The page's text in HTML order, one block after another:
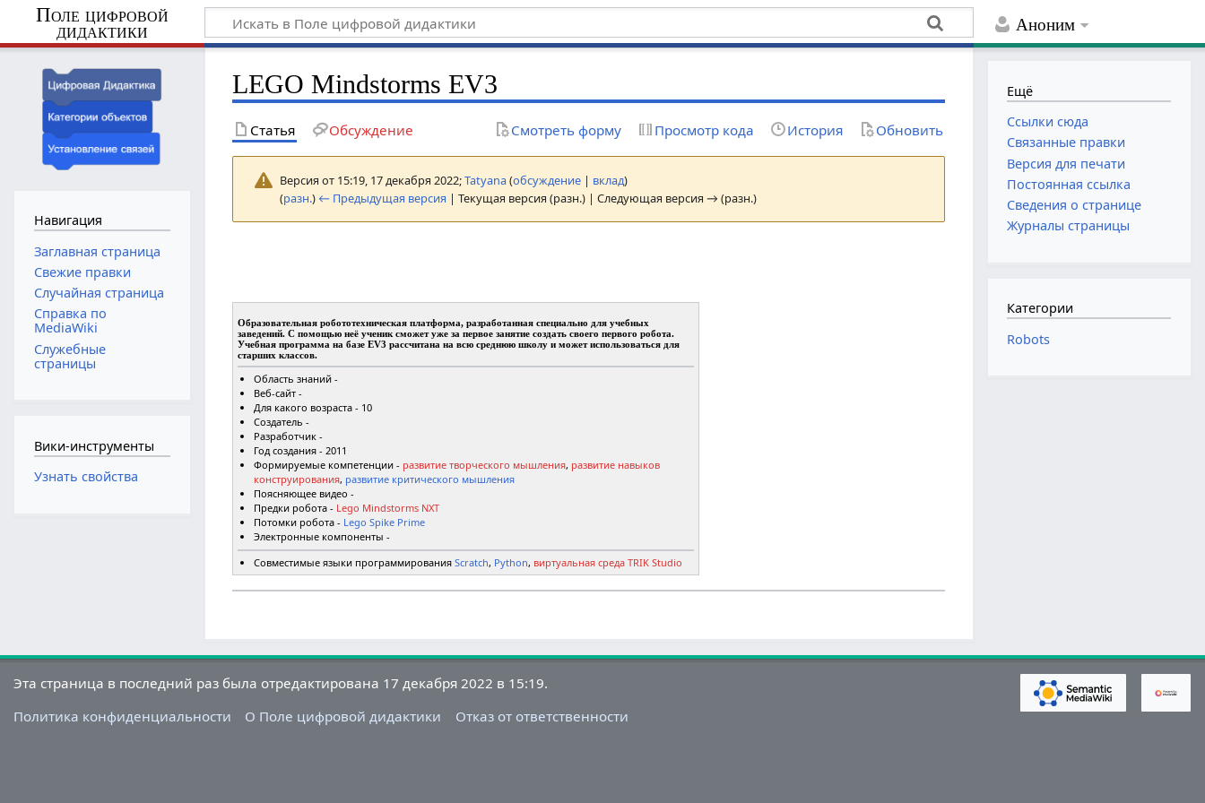
Аноним
Поле цифровой
дидактики
LEGO Mindstorms EV3
Статья Обсуждение Смотреть форму Просмотр кода История Обновить
Версия от 15:19, 17 декабря 2022;Tatyana(обсуждение | вклад)
(разн.) ← Предыдущая версия | Текущая версия (разн.) | Следующая версия → (разн.)
Образовательная робототехническая платформа, разработанная специально для учебных
заведений. С помощью неё ученик сможет уже за первое занятие создать своего первого робота.
Учебная программа на базе EV3 рассчитана на всю среднюю школу и может использоваться для
старших классов.
Область знаний -
Веб-сайт -
Для какого возраста - 10
Создатель -
Разработчик -
Год создания - 2011
Формируемые компетенции - развитие творческого мышления, развитие навыков
конструирования, развитие критического мышления
Поясняющее видео -
Предки робота - Lego Mindstorms NXT
Потомки робота - Lego Spike Prime
Электронные компоненты -
Совместимые языки программирования Scratch, Python, виртуальная среда TRIK Studio
Навигация
Заглавная страница
Свежие правки
Случайная страница
Справка по
MediaWiki
Служебные
страницы
Вики-инструменты
Узнать свойства
Ещё
Ссылки сюда
Связанные правки
Версия для печати
Постоянная ссылка
Сведения о странице
Журналы страницы
Категории
Robots
Эта страница в последний раз была отредактирована 17 декабря 2022 в 15:19.
Политика конфиденциальности
О Поле цифровой дидактики Отказ от ответственности